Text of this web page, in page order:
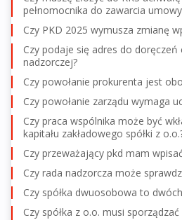
pełnomocnika do zawarcia
Czy PKD 2025 wymusza zmianę
Czy podaje się adres do doręczeń
nadzorczej?
Czy powołanie prokurenta jest
Czy powołanie zarządu wymaga
Czy praca wspólnika może być
kapitału zakładowego spółki z
Czy przeważający pkd mam
Czy rada nadzorcza może
Czy spółka dwuosobowa to
Czy spółka z o.o. musi